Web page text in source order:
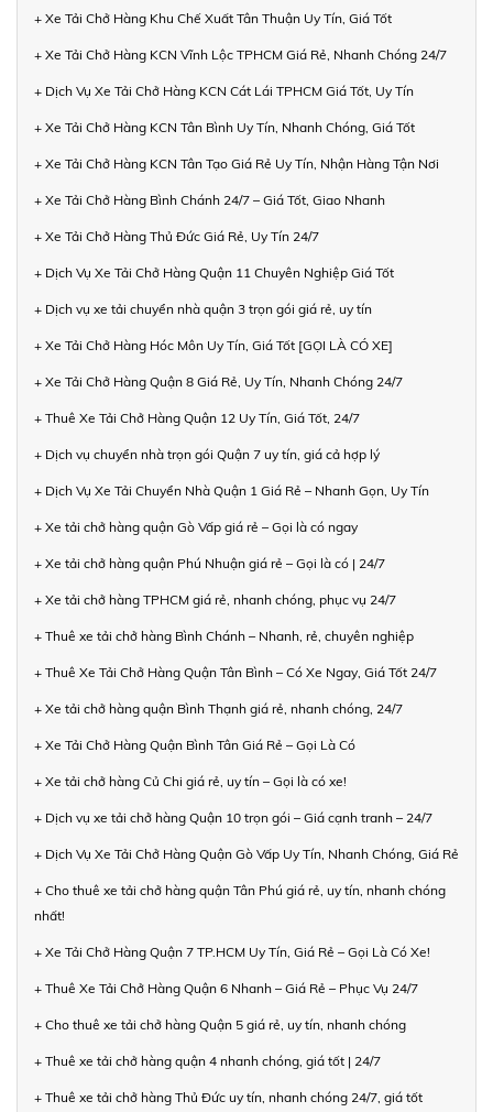
+ Xe Tải Chở Hàng Khu Chế Xuất Tân Thuận Uy Tín, Giá Tốt
+ Xe Tải Chở Hàng KCN Vĩnh Lộc TPHCM Giá Rẻ, Nhanh Chóng 24/7
+ Dịch Vụ Xe Tải Chở Hàng KCN Cát Lái TPHCM Giá Tốt, Uy Tín
+ Xe Tải Chở Hàng KCN Tân Bình Uy Tín, Nhanh Chóng, Giá Tốt
+ Xe Tải Chở Hàng KCN Tân Tạo Giá Rẻ Uy Tín, Nhận Hàng Tận Nơi
+ Xe Tải Chở Hàng Bình Chánh 24/7 – Giá Tốt, Giao Nhanh
+ Xe Tải Chở Hàng Thủ Đức Giá Rẻ, Uy Tín 24/7
+ Dịch Vụ Xe Tải Chở Hàng Quận 11 Chuyên Nghiệp Giá Tốt
+ Dịch vụ xe tải chuyển nhà quận 3 trọn gói giá rẻ, uy tín
+ Xe Tải Chở Hàng Hóc Môn Uy Tín, Giá Tốt [GỌI LÀ CÓ XE]
+ Xe Tải Chở Hàng Quận 8 Giá Rẻ, Uy Tín, Nhanh Chóng 24/7
+ Thuê Xe Tải Chở Hàng Quận 12 Uy Tín, Giá Tốt, 24/7
+ Dịch vụ chuyển nhà trọn gói Quận 7 uy tín, giá cả hợp lý
+ Dịch Vụ Xe Tải Chuyển Nhà Quận 1 Giá Rẻ – Nhanh Gọn, Uy Tín
+ Xe tải chở hàng quận Gò Vấp giá rẻ – Gọi là có ngay
+ Xe tải chở hàng quận Phú Nhuận giá rẻ – Gọi là có | 24/7
+ Xe tải chở hàng TPHCM giá rẻ, nhanh chóng, phục vụ 24/7
+ Thuê xe tải chở hàng Bình Chánh – Nhanh, rẻ, chuyên nghiệp
+ Thuê Xe Tải Chở Hàng Quận Tân Bình – Có Xe Ngay, Giá Tốt 24/7
+ Xe tải chở hàng quận Bình Thạnh giá rẻ, nhanh chóng, 24/7
+ Xe Tải Chở Hàng Quận Bình Tân Giá Rẻ – Gọi Là Có
+ Xe tải chở hàng Củ Chi giá rẻ, uy tín – Gọi là có xe!
+ Dịch vụ xe tải chở hàng Quận 10 trọn gói – Giá cạnh tranh – 24/7
+ Dịch Vụ Xe Tải Chở Hàng Quận Gò Vấp Uy Tín, Nhanh Chóng, Giá Rẻ
+ Cho thuê xe tải chở hàng quận Tân Phú giá rẻ, uy tín, nhanh chóng
nhất!
+ Xe Tải Chở Hàng Quận 7 TP.HCM Uy Tín, Giá Rẻ – Gọi Là Có Xe!
+ Thuê Xe Tải Chở Hàng Quận 6 Nhanh – Giá Rẻ – Phục Vụ 24/7
+ Cho thuê xe tải chở hàng Quận 5 giá rẻ, uy tín, nhanh chóng
+ Thuê xe tải chở hàng quận 4 nhanh chóng, giá tốt | 24/7
+ Thuê xe tải chở hàng Thủ Đức uy tín, nhanh chóng 24/7, giá tốt